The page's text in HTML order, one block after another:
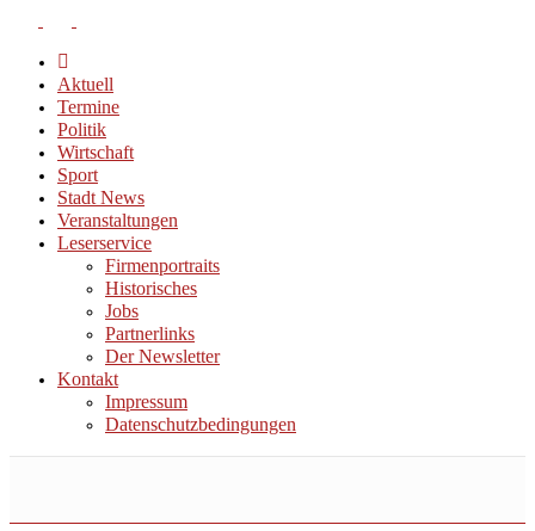
Aktuell
Termine
Politik
Wirtschaft
Sport
Stadt News
Veranstaltungen
Leserservice
Firmenportraits
Historisches
Jobs
Partnerlinks
Der Newsletter
Kontakt
Impressum
Datenschutzbedingungen